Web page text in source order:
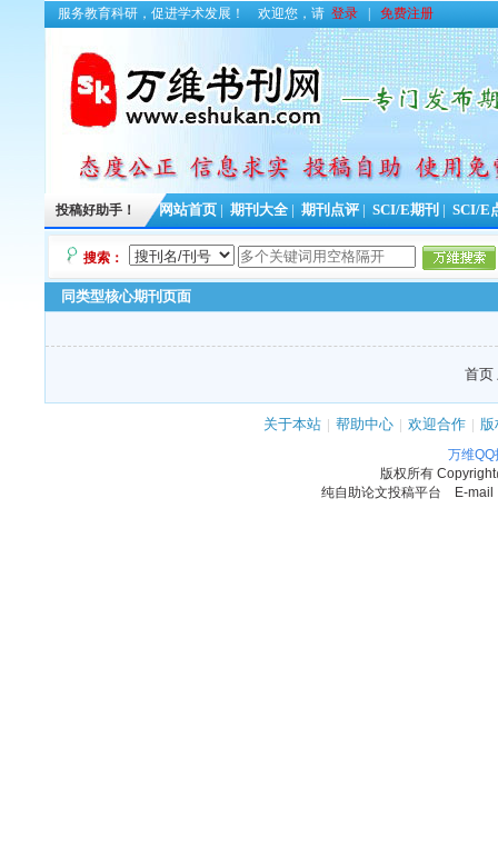
服务教育科研，促进学术发展！ 欢迎您，请 登录 免费注册
投稿好助手！ 网站首页 期刊大全 期刊点评 SCI/E期刊 SCI/E
搜索：
同类型核心期刊页面
首页
关于本站 | 帮助中心 | 欢迎合作 |
万维
版权所有
纯自助论文投稿平台 E-mail